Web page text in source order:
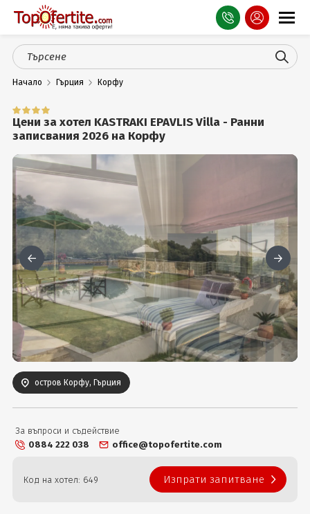
Оферти
СПА
Планина
Чужбина
Празници
Турция
Гърция
Услуги
Вход
Начало Гърция Корфу
Цени за хотел KASTRAKI EPAVLIS Villa - Ранни
записвания 2026 на Корфу
остров Корфу, Гърция
За въпроси и съдействие
0884 222 038
office@topofertite.com
Код на хотел: 649 Изпрати запитване